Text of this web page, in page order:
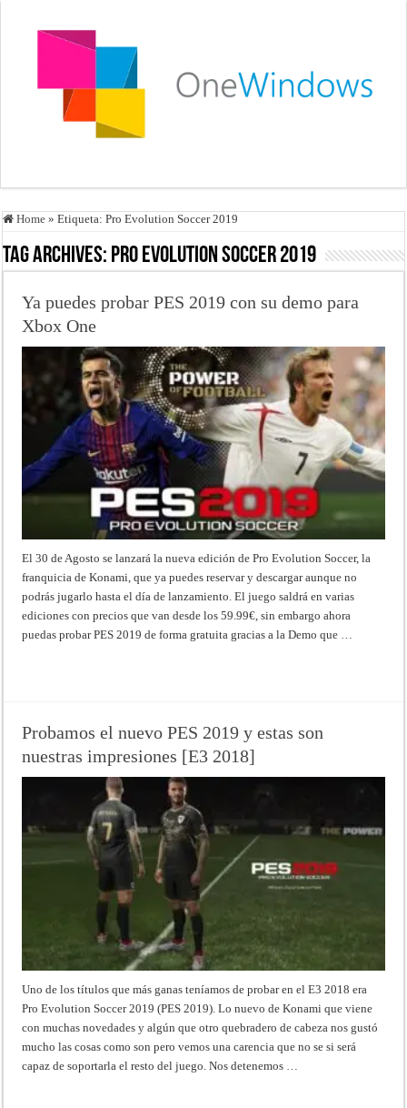
Home » Etiqueta:Pro Evolution Soccer 2019
Tag Archives: Pro Evolution Soccer 2019
Ya puedes probar PES 2019 con su demo para
Xbox One
El 30 de Agosto se lanzará la nueva edición de Pro Evolution Soccer, la
franquicia de Konami, que ya puedes reservar y descargar aunque no
podrás jugarlo hasta el día de lanzamiento. El juego saldrá en varias
ediciones con precios que van desde los 59.99€, sin embargo ahora
puedas probar PES 2019 de forma gratuita gracias a la Demo que …
Probamos el nuevo PES 2019 y estas son
nuestras impresiones [E3 2018]
Uno de los títulos que más ganas teníamos de probar en el E3 2018 era
Pro Evolution Soccer 2019 (PES 2019). Lo nuevo de Konami que viene
con muchas novedades y algún que otro quebradero de cabeza nos gustó
mucho las cosas como son pero vemos una carencia que no se si será
capaz de soportarla el resto del juego. Nos detenemos …